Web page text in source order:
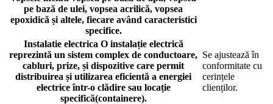
pe bază de ulei, vopsea acrilică, vopsea
epoxidică și altele, fiecare având caracteristici
specifice.
Instalatie electrica O instalație electrică
reprezintă un sistem complex de conductoare,
cabluri, prize, și dispozitive care permit
distribuirea și utilizarea eficientă a energiei
electrice într-o clădire sau locație
specifică(containere).
Se ajustează în
conformitate cu
cerințele
clienților.